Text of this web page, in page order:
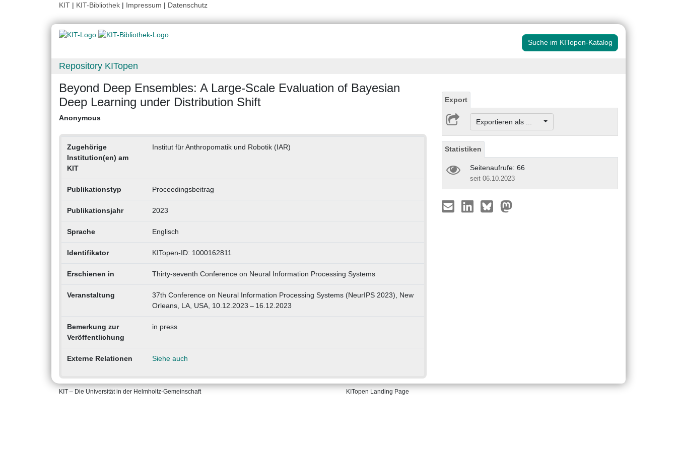
KIT | KIT-Bibliothek | Impressum | Datenschutz
Suche im KITopen-Katalog
Repository KITopen
Beyond Deep Ensembles: A Large-Scale Evaluation of Bayesian
Deep Learning under Distribution Shift
Anonymous
Zugehörige
Institution(en) am
KIT
Institut für Anthropomatik und Robotik (IAR)
Publikationstyp Proceedingsbeitrag
Publikationsjahr 2023
Sprache Englisch
Identifikator KITopen-ID: 1000162811
Erschienen in Thirty-seventh Conference on Neural Information Processing Systems
Veranstaltung
37th Conference on Neural Information Processing Systems (NeurIPS 2023), New
Orleans, LA, USA, 10.12.2023 – 16.12.2023
Bemerkung zur
Veröffentlichung
in press
Externe Relationen Siehe auch
Export
Exportieren als ...
Statistiken
Seitenaufrufe: 66
seit 06.10.2023
KIT – Die Universität in der Helmholtz-Gemeinschaft KITopen Landing Page